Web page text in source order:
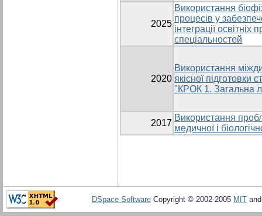
2025
Використання
процесів у
інтеграції
спеціальностей
2020
Використання
якісної підготовки
"КРОК 1. Загальна
2017
Використання
медичної і
DSpace Software Copyright © 2002-2005 MIT